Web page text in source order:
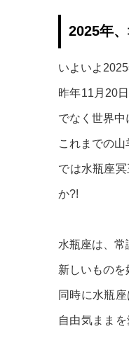
2025年
いよいよ
昨年11月20
でなく世界中
これまでの
では水瓶座
か?!
水瓶座は、常
新しいもの
同時に水瓶
自由気まま